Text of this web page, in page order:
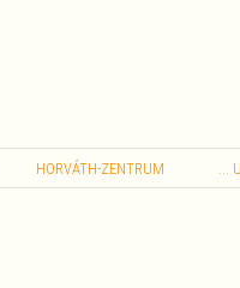
HORVÁTH-ZENTRUM